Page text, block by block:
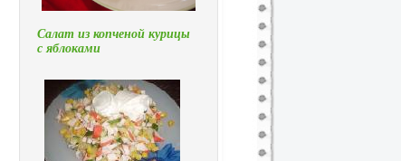
Салат из копченой курицы
с яблоками